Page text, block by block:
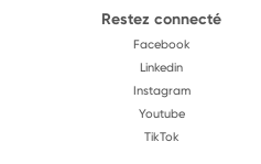
Restez connecté
Facebook
Linkedin
Instagram
Youtube
TikTok